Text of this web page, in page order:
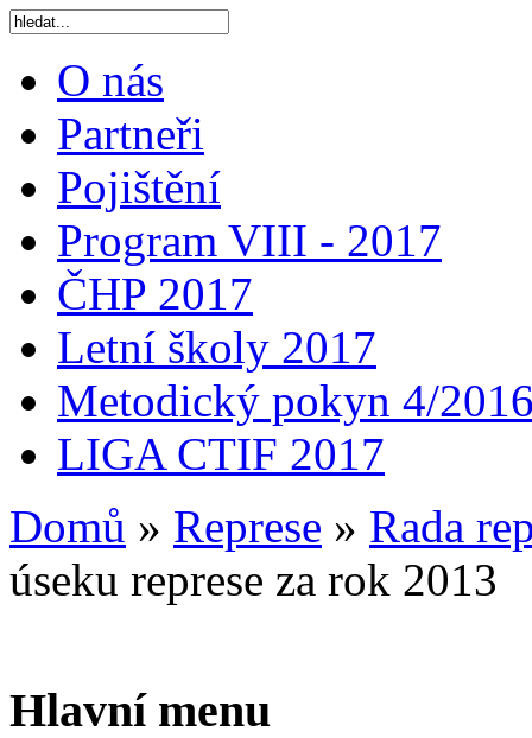
O nás
Partneři
Pojištění
Program VIII - 2017
ČHP 2017
Letní školy 2017
Metodický pokyn 4/
LIGA CTIF 2017
Domů » Represe » Rada
úseku represe za rok 2013
Hlavní menu